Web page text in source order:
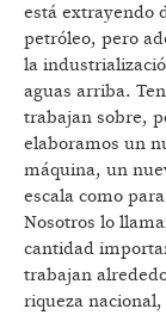
está extrayendo
petróleo, pero
la
aguas arriba.
trabajan sobre,
elaboramos un
máquina, un
escala como
Nosotros lo
cantidad
trabajan
riqueza